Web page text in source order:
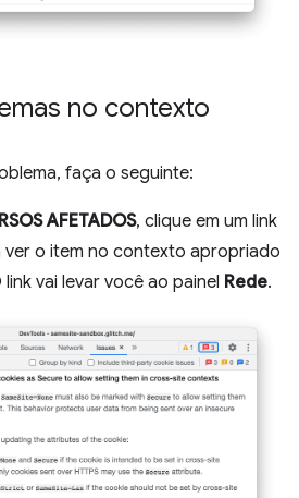
no contexto
faça o seguinte:
AFETADOS, clique em um link
o item no contexto apropriado
link vai levar você ao painel Rede.